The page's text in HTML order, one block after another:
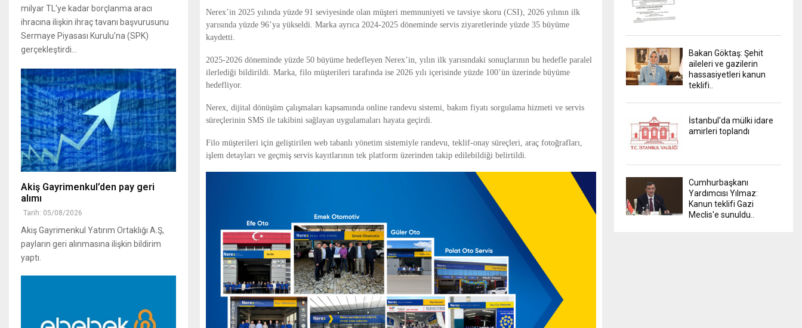
Nerex’in 2025 yılında yüzde 91 seviyesinde olan müşteri memnuniyeti ve tavsiye skoru (CSI), 2026 yılının ilk
yarısında yüzde 96’ya yükseldi. Marka ayrıca 2024-2025 döneminde servis ziyaretlerinde yüzde 35 büyüme
kaydetti.
2025-2026 döneminde yüzde 50 büyüme hedefleyen Nerex’in, yılın ilk yarısındaki sonuçlarının bu hedefle paralel
ilerlediği bildirildi. Marka, filo müşterileri tarafında ise 2026 yılı içerisinde yüzde 100’ün üzerinde büyüme
hedefliyor.
Nerex, dijital dönüşüm çalışmaları kapsamında online randevu sistemi, bakım fiyatı sorgulama hizmeti ve servis
süreçlerinin SMS ile takibini sağlayan uygulamaları hayata geçirdi.
Filo müşterileri için geliştirilen web tabanlı yönetim sistemiyle randevu, teklif-onay süreçleri, araç fotoğrafları,
işlem detayları ve geçmiş servis kayıtlarının tek platform üzerinden takip edilebildiği belirtildi.
milyar TL'ye kadar borçlanma aracı
ihracına ilişkin ihraç tavanı başvurusunu
Sermaye Piyasası Kurulu'na (SPK)
gerçekleştirdi...
Akiş Gayrimenkul’den pay geri
alımı
Tarih: 05/08/2026
Akiş Gayrimenkul Yatırım Ortaklığı A.Ş,
payların geri alınmasına ilişkin bildirim
yaptı.
Bakan Göktaş: Şehit
aileleri ve gazilerin
hassasiyetleri kanun
teklifi..
İstanbul'da mülki idare
amirleri toplandı
Cumhurbaşkanı
Yardımcısı Yılmaz:
Kanun teklifi Gazi
Meclis'e sunuldu..